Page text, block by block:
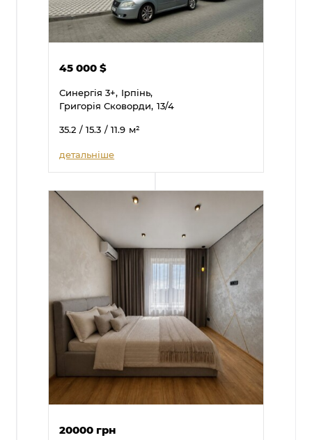
45 000$
Синергія 3+, Ірпінь,
Григорія Сковорди, 13/4
35.2 / 15.3 / 11.9 м²
детальніше
20000 грн